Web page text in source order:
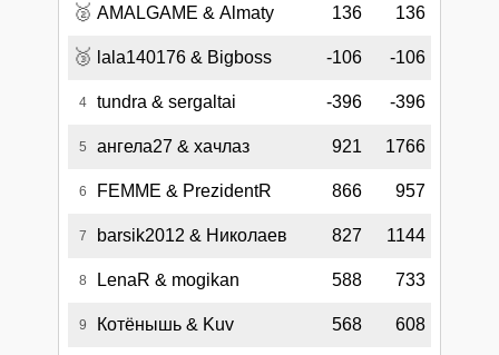
🥈 AMALGAME & Almaty 136 136
🥉 lala140176 & Bigboss -106 -106
4 tundra & sergaltai -396 -396
5 ангела27 & хачлаз 921 1766
6 FEMME & PrezidentR 866 957
7 barsik2012 & Николаев 827 1144
8 LenaR & mogikan 588 733
9 Котёнышь & Kuv 568 608